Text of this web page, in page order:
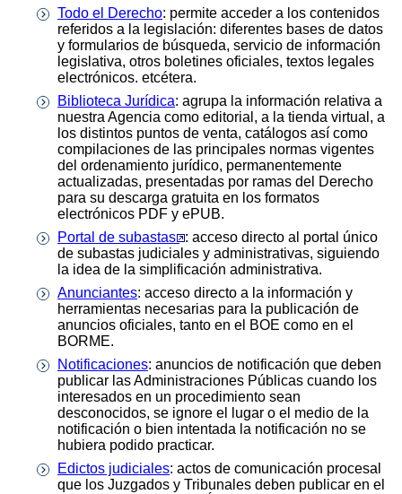
Todo el Derecho: permite acceder a los contenidos
referidos a la legislación: diferentes bases de datos
y formularios de búsqueda, servicio de información
legislativa, otros boletines oficiales, textos legales
electrónicos. etcétera.
Biblioteca Jurídica: agrupa la información relativa a
nuestra Agencia como editorial, a la tienda virtual, a
los distintos puntos de venta, catálogos así como
compilaciones de las principales normas vigentes
del ordenamiento jurídico, permanentemente
actualizadas, presentadas por ramas del Derecho
para su descarga gratuita en los formatos
electrónicos PDF y ePUB.
Portal de subastas : acceso directo al portal único
de subastas judiciales y administrativas, siguiendo
la idea de la simplificación administrativa.
Anunciantes: acceso directo a la información y
herramientas necesarias para la publicación de
anuncios oficiales, tanto en el BOE como en el
BORME.
Notificaciones: anuncios de notificación que deben
publicar las Administraciones Públicas cuando los
interesados en un procedimiento sean
desconocidos, se ignore el lugar o el medio de la
notificación o bien intentada la notificación no se
hubiera podido practicar.
Edictos judiciales: actos de comunicación procesal
que los Juzgados y Tribunales deben publicar en el